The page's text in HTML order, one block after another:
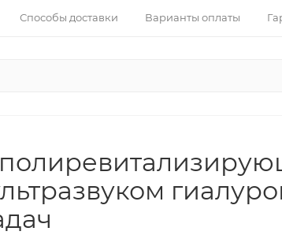
Способы доставки Варианты оплаты